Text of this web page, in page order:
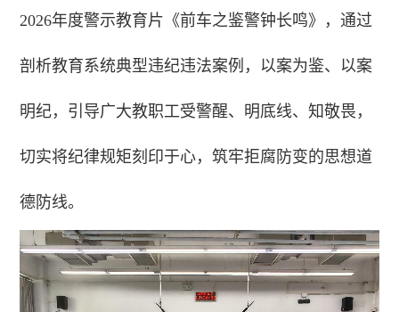
2026年度警示教育片《前车之鉴警钟长鸣》，通过
剖析教育系统典型违纪违法案例，以案为鉴、以案
明纪，引导广大教职工受警醒、明底线、知敬畏，
切实将纪律规矩刻印于心，筑牢拒腐防变的思想道
德防线。